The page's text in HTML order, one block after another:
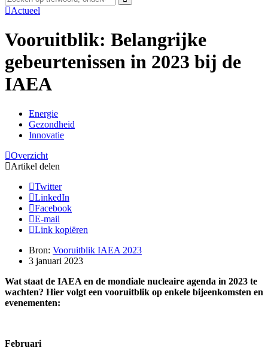
Actueel
Vooruitblik: Belangrijke
gebeurtenissen in 2023 bij de
IAEA
Energie
Gezondheid
Innovatie
Overzicht
Artikel delen
Twitter
LinkedIn
Facebook
E-mail
Link kopiëren
Bron: Vooruitblik IAEA 2023
3 januari 2023
Wat staat de IAEA en de mondiale nucleaire agenda in 2023 te
wachten? Hier volgt een vooruitblik op enkele bijeenkomsten en
evenementen:
Februari